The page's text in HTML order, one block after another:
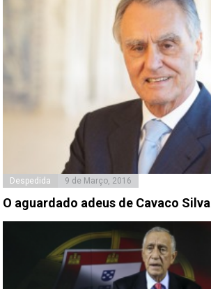
Despedida 9 de Março, 2016
O aguardado adeus de Cavaco Silva